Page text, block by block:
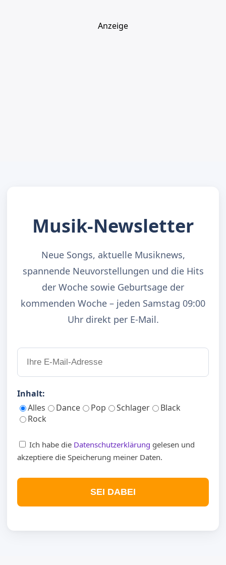
Anzeige
Musik-Newsletter
Neue Songs, aktuelle Musiknews,
spannende Neuvorstellungen und die Hits
der Woche sowie Geburtsage der
kommenden Woche – jeden Samstag 09:00
Uhr direkt per E-Mail.
Inhalt:
Alles
Dance Pop Schlager
Black
Rock
Ich habe die Datenschutzerklärung gelesen und
akzeptiere die Speicherung meiner Daten.
SEI DABEI